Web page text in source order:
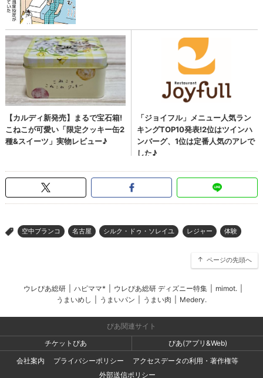
> 空中ブランコ 名古屋 シルク・ドゥ・ソレイユ レジャー 体験
ページの先頭へ
ウレぴあ総研 ハピママ* ウレぴあ総研 ディズニー特集 mimot.
うまいめし
うまいパン うまい肉 Medery.
ぴあ関連サイト
チケットぴあ
ぴあ(アプリ&Web)
会社案内
プライバシーポリシー
アクセスデータの利用・著作権等
外部送信ポリシー